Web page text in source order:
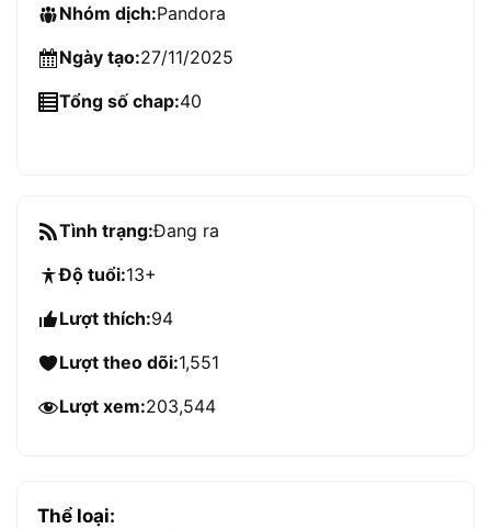
Nhóm dịch:Pandora
Ngày tạo:27/11/2025
Tổng số chap:40
Tình trạng:Đang ra
Độ tuổi:13+
Lượt thích:94
Lượt theo dõi:1,551
Lượt xem:203,544
Thể loại: